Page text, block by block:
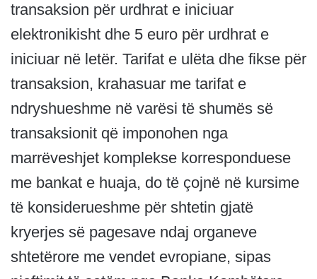
transaksion për urdhrat e iniciuar
elektronikisht dhe 5 euro për urdhrat e
iniciuar në letër. Tarifat e ulëta dhe fikse për
transaksion, krahasuar me tarifat e
ndryshueshme në varësi të shumës së
transaksionit që imponohen nga
marrëveshjet komplekse korresponduese
me bankat e huaja, do të çojnë në kursime
të konsiderueshme për shtetin gjatë
kryerjes së pagesave ndaj organeve
shtetërore me vendet evropiane, sipas